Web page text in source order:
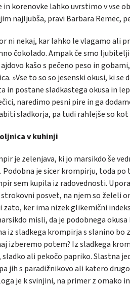
in korenovke lahko uvrstimo v vse
najljubša, pravi Barbara Remec,
ni nekaj, kar lahko le vlagamo ali
čokolado. Ampak če smo
kašo s pečeno peso in
»Vse to so so jesenski okusi, ki
in postane sladkastega okusa in
naredimo pesni pire in ga
sladkorja, pa tudi rahlejše so
v kuhinji
je zelenjava, ki jo marsikdo še
je sicer krompirju, toda
sem kupila iz radovednosti.
posvet, na njem so želeli
ker ima nizek glikemični
misli, da je podobnega
iz sladkega krompirja s slanino
izberemo potem? Iz sladkega
ali pekočo papriko. Slastna
jih s paradižnikovo ali katero
je k svinjini, na primer z omako